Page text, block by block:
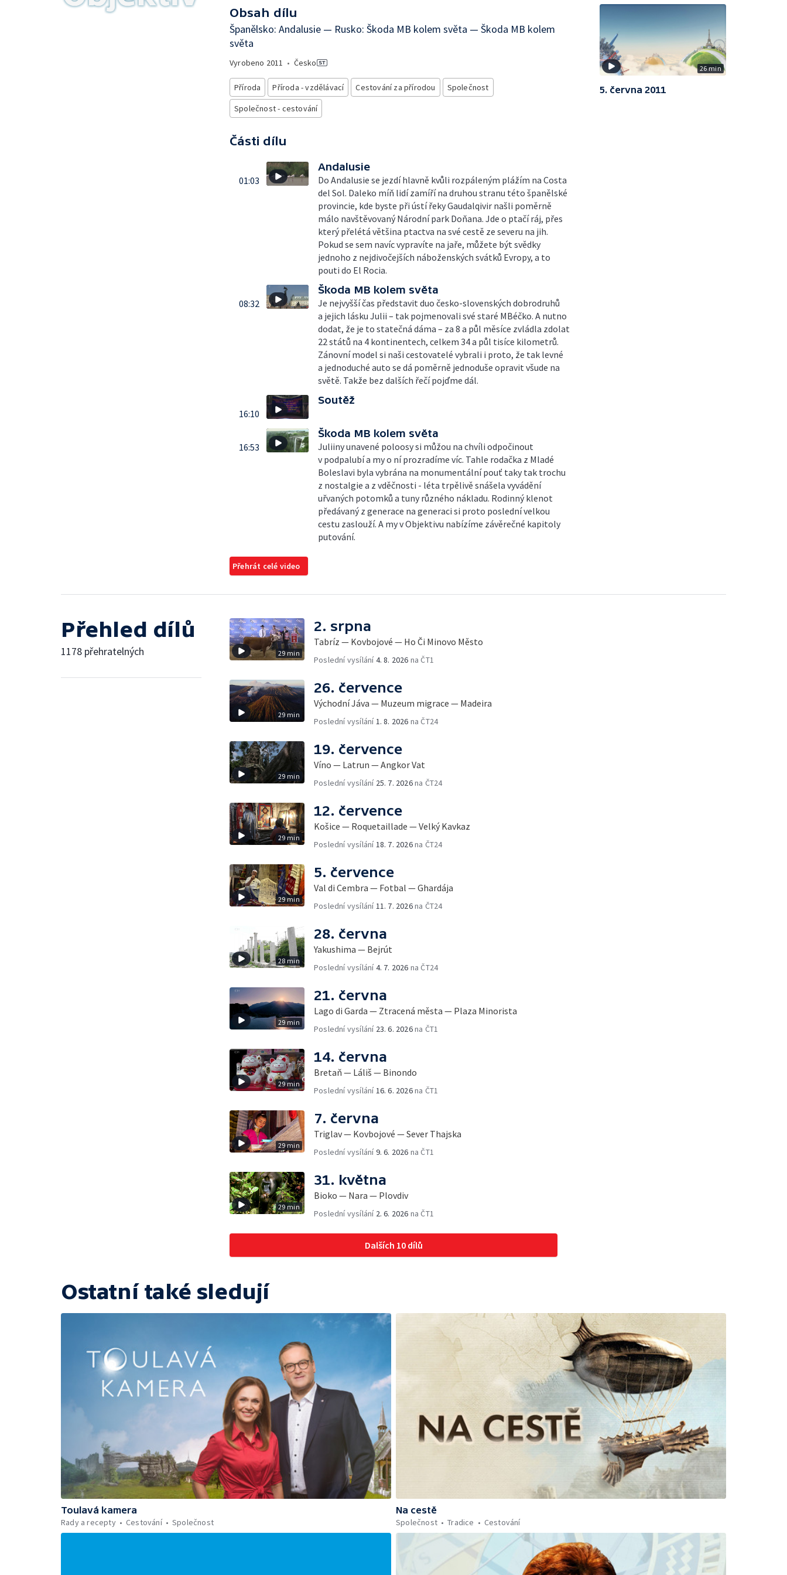
Obsah dílu
Španělsko: Andalusie — Rusko: Škoda MB kolem světa — Škoda MB kolem
světa
Vyrobeno 2011 • Česko
Příroda Příroda - vzdělávací Cestování za přírodou
Společnost
Společnost - cestování
Části dílu
01:03
Andalusie
Do Andalusie se jezdí hlavně kvůli rozpáleným plážím na Costa
del Sol. Daleko míň lidí zamíří na druhou stranu této španělské
provincie, kde byste při ústí řeky Gaudalqivir našli poměrně
málo navštěvovaný Národní park Doňana. Jde o ptačí ráj, přes
který přelétá většina ptactva na své cestě ze severu na jih.
Pokud se sem navíc vypravíte na jaře, můžete být svědky
jednoho z nejdivočejších náboženských svátků Evropy, a to
pouti do El Rocia.
08:32
Škoda MB kolem světa
Je nejvyšší čas představit duo česko-slovenských dobrodruhů
a jejich lásku Julii – tak pojmenovali své staré MBéčko. A nutno
dodat, že je to statečná dáma – za 8 a půl měsíce zvládla zdolat
22 států na 4 kontinentech, celkem 34 a půl tisíce kilometrů.
Zánovní model si naši cestovatelé vybrali i proto, že tak levné
a jednoduché auto se dá poměrně jednoduše opravit všude na
světě. Takže bez dalších řečí pojďme dál.
16:10
Soutěž
16:53
Škoda MB kolem světa
Juliiny unavené poloosy si můžou na chvíli odpočinout
v podpalubí a my o ní prozradíme víc. Tahle rodačka z Mladé
Boleslavi byla vybrána na monumentální pouť taky tak trochu
z nostalgie a z vděčnosti - léta trpělivě snášela vyvádění
uřvaných potomků a tuny různého nákladu. Rodinný klenot
předávaný z generace na generaci si proto poslední velkou
cestu zaslouží. A my v Objektivu nabízíme závěrečné kapitoly
putování.
Přehrát celé video
26 min
5. června 2011
Přehled dílů
1178 přehratelných 29 min
2. srpna
Tabríz — Kovbojové — Ho Či Minovo Město
Poslední vysílání4. 8. 2026 na ČT1
29 min
26. července
Východní Jáva — Muzeum migrace — Madeira
Poslední vysílání1. 8. 2026 na ČT24
29 min
19. července
Víno — Latrun — Angkor Vat
Poslední vysílání 25. 7. 2026na ČT24
29 min
12. července
Košice — Roquetaillade — Velký Kavkaz
Poslední vysílání18. 7. 2026na ČT24
29 min
5. července
Val di Cembra — Fotbal — Ghardája
Poslední vysílání11. 7. 2026na ČT24
28 min
28. června
Yakushima — Bejrút
Poslední vysílání4. 7. 2026 na ČT24
29 min
21. června
Lago di Garda — Ztracená města — Plaza Minorista
Poslední vysílání 23. 6. 2026na ČT1
29 min
14. června
Bretaň — Láliš — Binondo
Poslední vysílání16. 6. 2026na ČT1
29 min
7. června
Triglav — Kovbojové — Sever Thajska
Poslední vysílání9. 6. 2026 na ČT1
29 min
31. května
Bioko — Nara — Plovdiv
Poslední vysílání 2. 6. 2026 na ČT1
Dalších 10 dílů
Ostatní také sledují
Toulavá kamera
Rady a recepty
Cestování Společnost
Na cestě
Společnost
Tradice Cestování